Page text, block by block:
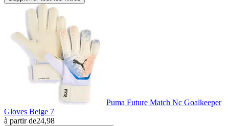
Puma Future Match Nc Goalkeeper
Gloves Beige 7
à partir de24,98